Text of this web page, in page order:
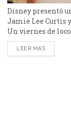
Disney presentó
Jamie Lee Curtis
Un viernes de
exitosas y
pantalla a Jamie
LEER MÁS